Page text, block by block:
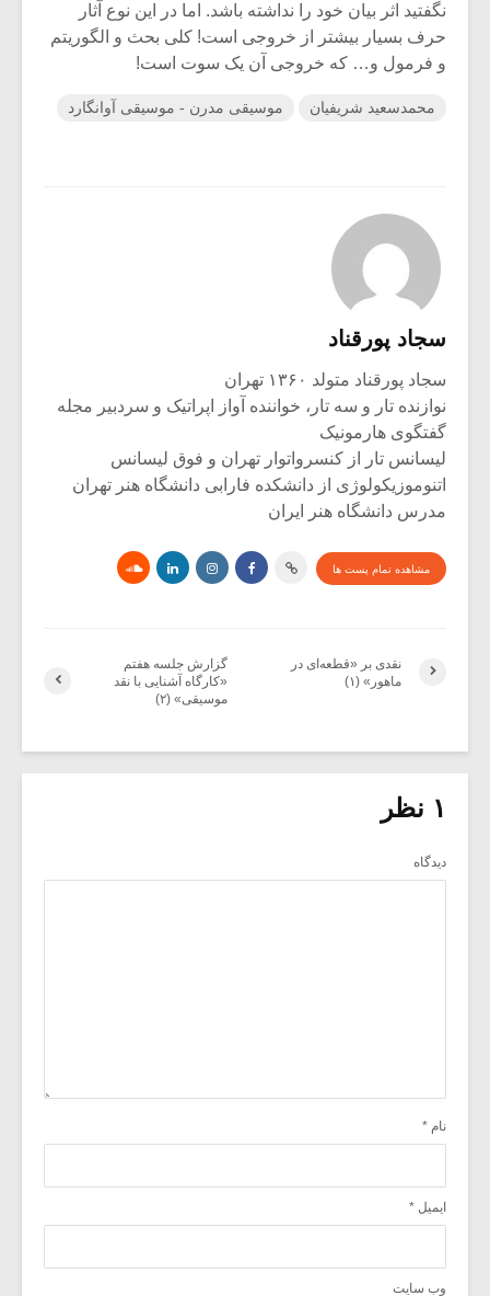
نگفتید اثر بیان خود را نداشته باشد. اما در این نوع آثار
حرف بسیار بیشتر از خروجی است! کلی بحث و الگوریتم
و فرمول و… که خروجی آن یک سوت است!
محمدسعید شریفیان موسیقی مدرن - موسیقی آوانگارد
سجاد پورقناد
سجاد پورقناد متولد ۱۳۶۰ تهران
نوازنده تار و سه تار، خواننده آواز اپراتیک و سردبیر مجله
گفتگوی هارمونیک
لیسانس تار از کنسرواتوار تهران و فوق لیسانس
اتنوموزیکولوژی از دانشکده فارابی دانشگاه هنر تهران
مدرس دانشگاه هنر ایران
مشاهده تمام پست ها
گزارش جلسه هفتم
«کارگاه آشنایی با نقد
موسیقی» (۲)
نقدی بر «قطعه‌ای در
ماهور» (۱)
۱ نظر
دیدگاه
نام *
ایمیل *
وب‌ سایت